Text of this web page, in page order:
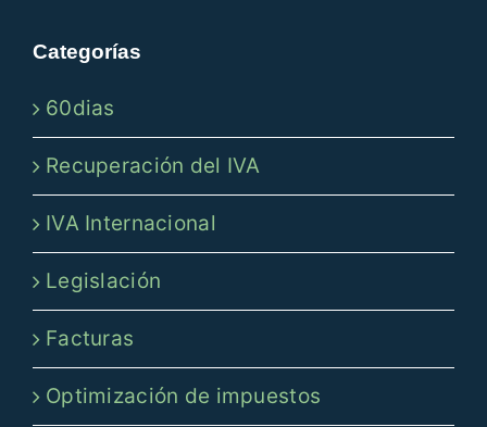
Categorías
60dias
Recuperación del IVA
IVA Internacional
Legislación
Facturas
Optimización de impuestos